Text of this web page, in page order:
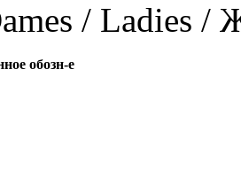
/ Ladies
обозн-е